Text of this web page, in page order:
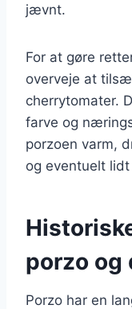
jævnt.
For at gøre
overveje at
cherrytomater.
farve og
porzoen varm,
og eventuelt
porzo og
Porzo har en